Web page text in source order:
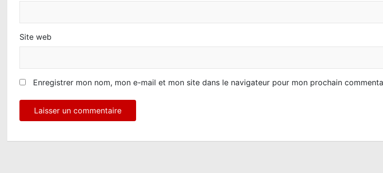
Site web
Enregistrer mon nom, mon e-mail et mon site dans le navigateur pour mon prochain